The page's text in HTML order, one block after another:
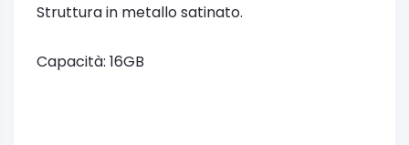
Struttura in metallo satinato.
Capacità: 16GB